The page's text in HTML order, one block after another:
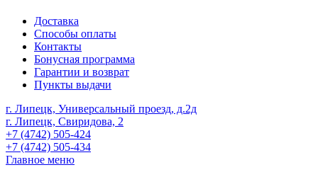
Доставка
Способы оплаты
Контакты
Бонусная программа
Гарантии и возврат
Пункты выдачи
г. Липецк, Универсальный проезд, д.2д
г. Липецк, Свиридова, 2
+7 (4742) 505-424
+7 (4742) 505-434
Главное меню